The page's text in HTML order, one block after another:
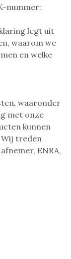
nummer:
legt uit
waarom we
en welke
waaronder
met onze
kunnen
treden
ENRA,